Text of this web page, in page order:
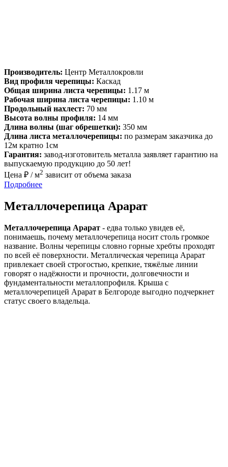
Производитель: Центр Металлокровли
Вид профиля черепицы: Каскад
Общая ширина листа черепицы: 1.17 м
Рабочая ширина листа черепицы: 1.10 м
Продольный нахлест: 70 мм
Высота волны профиля: 14 мм
Длина волны (шаг обрешетки): 350 мм
Длина листа металлочерепицы: по размерам заказчика до
12м кратно 1см
Гарантия: завод-изготовитель металла заявляет гарантию на
выпускаемую продукцию до 50 лет!
Цена ₽ / м2 зависит от объема заказа
Подробнее
Металлочерепица Арарат
Металлочерепица Арарат - едва только увидев её,
понимаешь, почему металлочерепица носит столь громкое
название. Волны черепицы словно горные хребты проходят
по всей её поверхности. Металлическая черепица Арарат
привлекает своей строгостью, крепкие, тяжёлые линии
говорят о надёжности и прочности, долговечности и
фундаментальности металлопрофиля. Крыша с
металлочерепицей Арарат в Белгороде выгодно подчеркнет
статус своего владельца.